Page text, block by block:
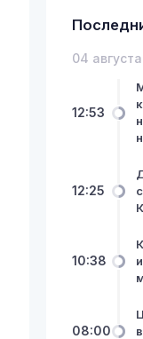
04 августа
12:53
12:25
10:38
08:00